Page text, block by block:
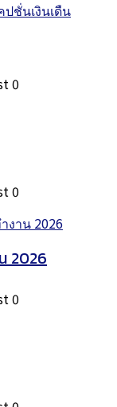
ปชั่นเงินเดืน
0
0
2026
0